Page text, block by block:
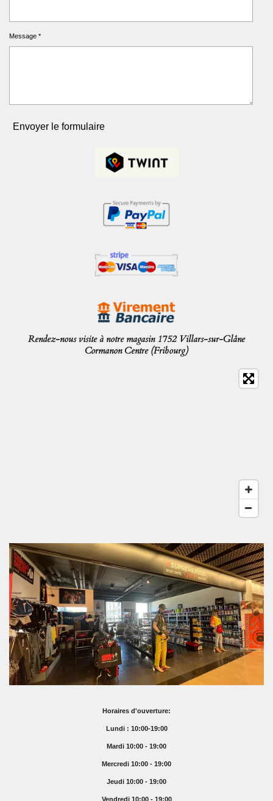
Message *
Envoyer le formulaire
Rendez-nous visite à notre magasin 1752 Villars-sur-Glâne
Cormanon Centre (Fribourg)
Horaires d'ouverture:
Lundi : 10:00-19:00
Mardi 10:00 - 19:00
Mercredi 10:00 - 19:00
Jeudi 10:00 - 19:00
Vendredi 10:00 - 19:00